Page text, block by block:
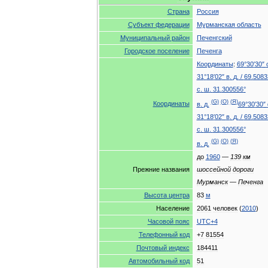
Страна
Россия
Субъект федерации Мурманская область
Муниципальный район
Печенгский
Городское поселение Печенга
Координаты
Координаты: 69°30′30″
31°18′02″ в. д. / 69.
с ш 31 300556°
в. д. (G) (O) (Я )69°30′30″
31°18′02″ в. д. / 69.
с ш 31 300556°
в. д. (G) (O) (Я )
Прежние названия
до 1960— 139 км
шоссейной дороги
Мурманск— Печенга
Высота центра 83 м
Население
2061 человек(2010)
Часовой пояс UTC+4
Телефонный код +7 81554
Почтовый индекс
184411
Автомобильный код
51